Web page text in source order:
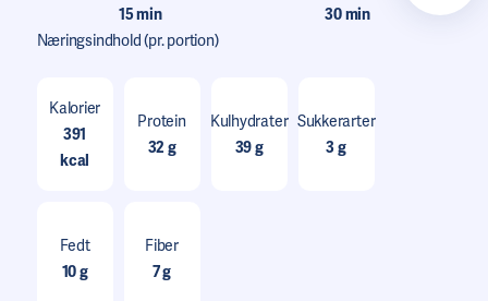
15 min
30 min
Næringsindhold(pr. portion)
Kalorier
391
kcal
Protein
32 g
Kulhydrater
39 g
Sukkerarter
3 g
Fedt
10 g
Fiber
7 g